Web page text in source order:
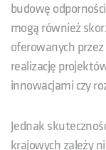
budowę
mogą również
oferowanych
realizację
innowacjami czy
Jednak
krajowych zależy